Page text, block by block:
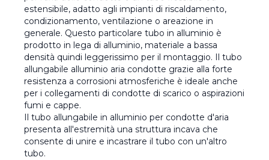
estensibile, adatto agli impianti di riscaldamento,
condizionamento, ventilazione o areazione in
generale. Questo particolare tubo in alluminio è
prodotto in lega di alluminio, materiale a bassa
densità quindi leggerissimo per il montaggio. Il tubo
allungabile alluminio aria condotte grazie alla forte
resistenza a corrosioni atmosferiche è ideale anche
per i collegamenti di condotte di scarico o aspirazioni
fumi e cappe.
Il tubo allungabile in alluminio per condotte d'aria
presenta all'estremità una struttura incava che
consente di unire e incastrare il tubo con un'altro
tubo.